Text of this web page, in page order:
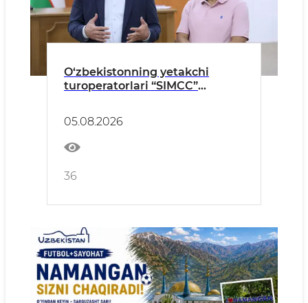
O‘zbekistonning yetakchi
turoperatorlari “SIMCC”
tadbirlariga tayyorgarlik
masalalarini muhokama qildi
05.08.2026
36